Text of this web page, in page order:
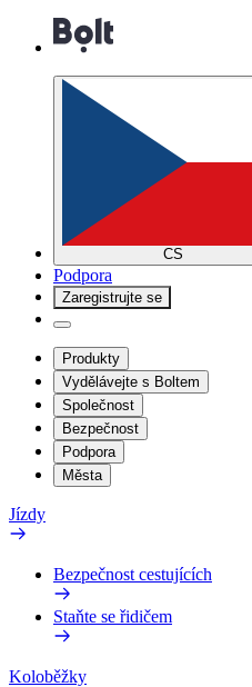
CS
Podpora
Zaregistrujte se
Produkty
Vydělávejte s Boltem
Společnost
Bezpečnost
Podpora
Města
Jízdy
Bezpečnost cestujících
Staňte se řidičem
Koloběžky